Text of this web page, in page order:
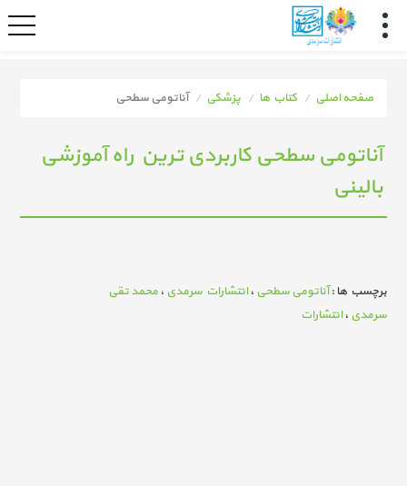
صفحه اصلی کتاب ها پزشکی آناتومی سطحی
آناتومی سطحی کاربردی ترین راه آموزشی
بالینی
برچسب ها :آناتومی سطحی ،انتشارات سرمدی ، محمد تقی
سرمدی ،انتشارات